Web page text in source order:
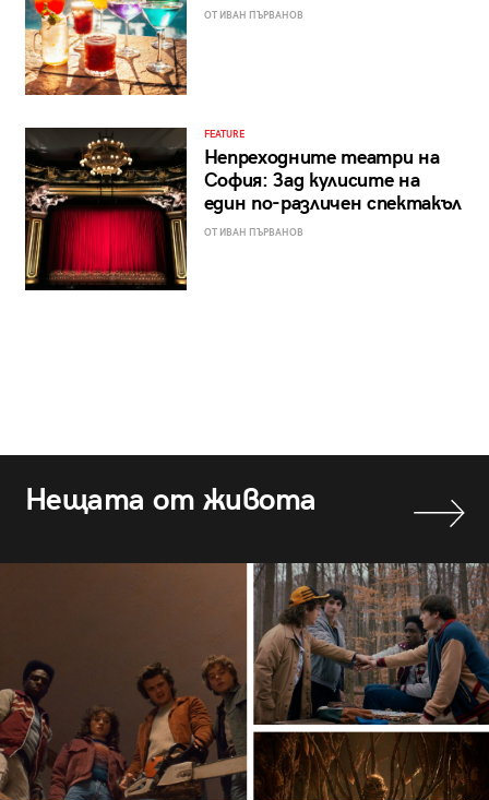
ОТ ИВАН ПЪРВАНОВ
FEATURE
Непреходните театри на
София: Зад кулисите на
един по-различен спектакъл
ОТ ИВАН ПЪРВАНОВ
Нещата от живота